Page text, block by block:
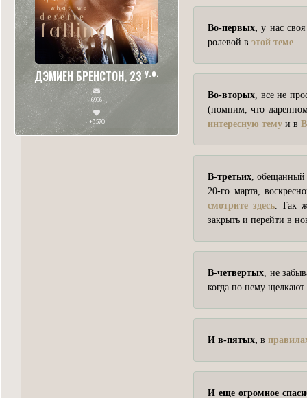
ДЭМИЕН БРЕНСТОН, 23 y.o.
6996
+3570
Во-первых, у нас
ролевой в этой теме.
Во-вторых, все не
(помним, что
интересную тему и в
В-третьих, обещанный
20-го марта,
смотрите здесь. Так
закрыть и перейти в
В-четвертых, не
когда по нему щелкают.
И в-пятых, в
И еще огромное